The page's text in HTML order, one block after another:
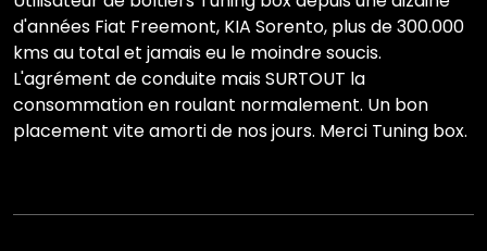
d'années Fiat Freemont, KIA Sorento, plus de 300.000
kms au total et jamais eu le moindre soucis.
L'agrément de conduite mais SURTOUT la
consommation en roulant normalement. Un bon
placement vite amorti de nos jours. Merci Tuning box.